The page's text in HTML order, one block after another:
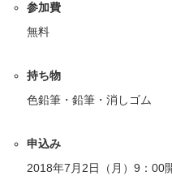
参加費
無料
持ち物
色鉛筆・鉛筆・消しゴム
申込み
2018年7月2日（月）9：00